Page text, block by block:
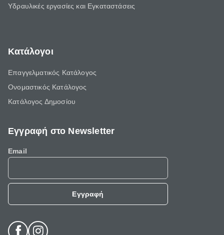
Υδραυλικές εργασίες και Εγκαταστάσεις
Κατάλογοι
Επαγγελματικός Κατάλογος
Ονομαστικός Κατάλογος
Κατάλογος Δημοσίου
Εγγραφή στο Newsletter
Email
Εγγραφή